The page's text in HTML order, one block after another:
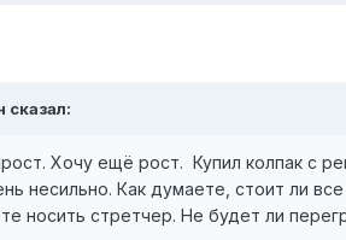
Хочу ещё рост. Купил колпак с
несильно. Как думаете, стоит ли
носить стретчер. Не будет ли